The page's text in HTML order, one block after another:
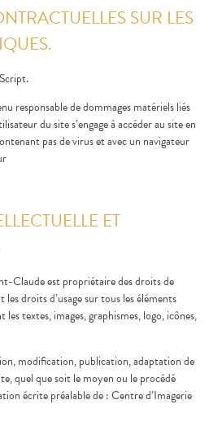
SUR LES
responsable de dommages matériels liés
du site s’engage à accéder au site en
pas de virus et avec un navigateur
ET
Claude est propriétaire des droits de
droits d’usage sur tous les éléments
textes, images, graphismes, logo, icônes,
modification, publication, adaptation de
quel que soit le moyen ou le procédé
écrite préalable de : Centre d’Imagerie